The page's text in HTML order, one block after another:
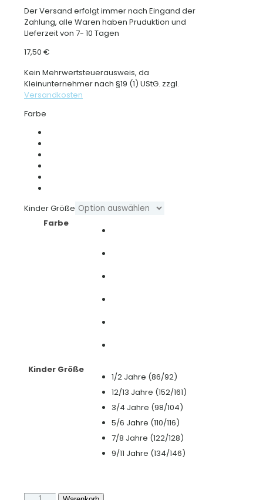
Der Versand erfolgt immer nach Eingand der
Zahlung, alle Waren haben Pruduktion und
LIeferzeit von 7- 10 Tagen
17,50 €
Kein Mehrwertsteuerausweis, da
Kleinunternehmer nach §19 (1) UStG. zzgl.
Versandkosten
Farbe
Kinder Größe
Farbe
Kinder Größe
1/2 Jahre (86/92)
12/13 Jahre (152/161)
3/4 Jahre (98/104)
5/6 Jahre (110/116)
7/8 Jahre (122/128)
9/11 Jahre (134/146)